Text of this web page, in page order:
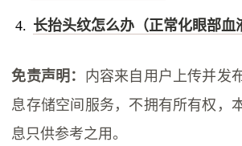
长抬头纹怎么办（正常化眼部血
免责声明： 内容来自用户上传并发
息存储空间服务，不拥有所有权，
息只供参考之用。